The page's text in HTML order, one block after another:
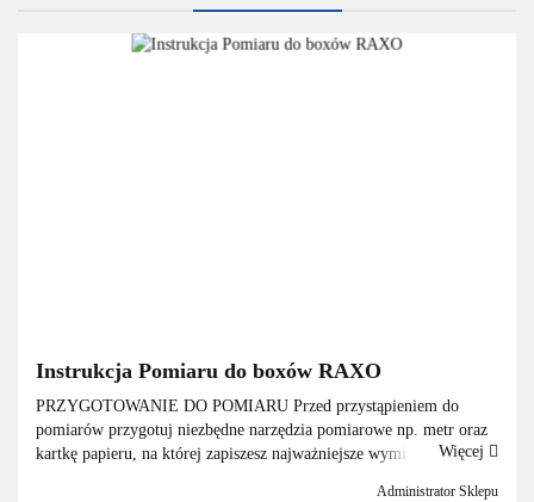
Instrukcja Pomiaru do boxów RAXO
Administrator Sklepu
PRZYGOTOWANIE DO POMIARU Przed przystąpieniem do
pomiarów przygotuj niezbędne narzędzia pomiarowe np. metr oraz
kartkę papieru, na której zapiszesz najważniejsze wymiary. Pomiar
Więcej